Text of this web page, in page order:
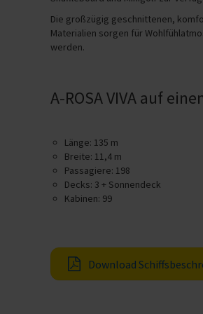
Die großzügig geschnittenen,
Materialien sorgen für
werden.
A-ROSA VIVA auf
Länge: 135 m
Breite: 11,4 m
Passagiere: 198
Decks: 3 + Sonnendeck
Kabinen: 99
Download